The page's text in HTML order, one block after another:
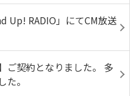
RADIO」にてCM放送
ご契約となりました。 多
。